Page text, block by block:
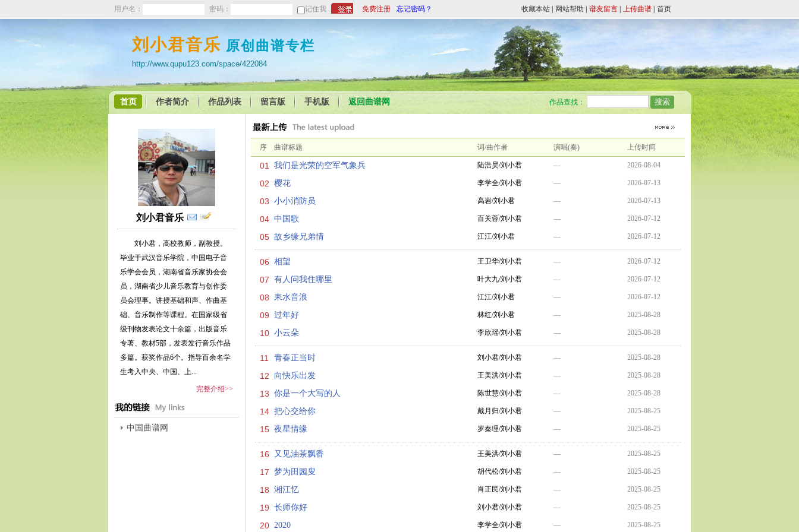
用户名： 密码： 记住我 免费注册 忘记密码？ 收藏本站 网站帮助 谱友留言 上传曲谱 首页
刘小君音乐 原创曲谱专栏
http://www.qupu123.com/space/422084
作品查找：
首页 作者简介 作品列表 留言版 手机版 返回曲谱网
序 曲谱标题 词/曲作者 演唱(奏) 上传时间
01 我们是光荣的空军气象兵 陆浩昊/刘小君 — 2026-08-04
02 樱花 李学全/刘小君 — 2026-07-13
03 小小消防员 高岩/刘小君 — 2026-07-13
04 中国歌 百关蓉/刘小君 — 2026-07-12
05 故乡缘兄弟情 江江/刘小君 — 2026-07-12
06 相望 王卫华/刘小君 — 2026-07-12
07 有人问我住哪里 叶大九/刘小君 — 2026-07-12
08 耒水音浪 江江/刘小君 — 2026-07-12
09 过年好 林红/刘小君 — 2025-08-28
10 小云朵 李欣瑶/刘小君 — 2025-08-28
11 青春正当时 刘小君/刘小君 — 2025-08-28
12 向快乐出发 王美洪/刘小君 — 2025-08-28
13 你是一个大写的人 陈世慧/刘小君 — 2025-08-28
14 把心交给你 戴月归/刘小君 — 2025-08-25
15 夜星情缘 罗秦理/刘小君 — 2025-08-25
16 又见油茶飘香 王美洪/刘小君 — 2025-08-25
17 梦为田园叟 胡代松/刘小君 — 2025-08-25
18 湘江忆 肖正民/刘小君 — 2025-08-25
19 长师你好 刘小君/刘小君 — 2025-08-25
20 2020 李学全/刘小君 — 2025-08-25
刘小君音乐
刘小君，高校教师，副教授。
毕业于武汉音乐学院，中国电子音
乐学会会员，湖南省音乐家协会会
员，湖南省少儿音乐教育与创作委
员会理事。讲授基础和声、作曲基
础、音乐制作等课程。在国家级省
级刊物发表论文十余篇，出版音乐
专著、教材5部，发表发行音乐作品
多篇。获奖作品6个。指导百余名学
生考入中央、中国、上...
完整介绍>>
中国曲谱网